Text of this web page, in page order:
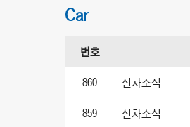
Car
번호
860 신차소식
859 신차소식